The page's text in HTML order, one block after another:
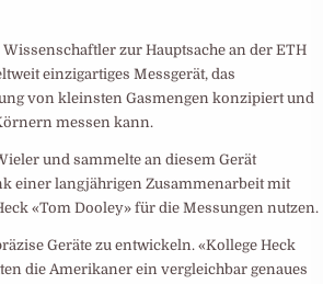
zur Hauptsache an der ETH
einzigartiges Messgerät, das
von kleinsten Gasmengen konzipiert und
messen kann.
und sammelte an diesem Gerät
einer langjährigen Zusammenarbeit mit
«Tom Dooley» für die Messungen nutzen.
Geräte zu entwickeln. «Kollege Heck
die Amerikaner ein vergleichbar genaues